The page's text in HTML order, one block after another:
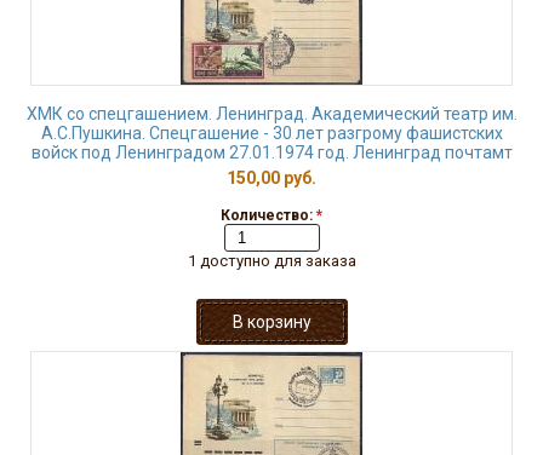
ХМК со спецгашением. Ленинград. Академический театр им.
А.С.Пушкина. Спецгашение - 30 лет разгрому фашистских
войск под Ленинградом 27.01.1974 год. Ленинград почтамт
150,00 руб.
Количество: *
1 доступно для заказа